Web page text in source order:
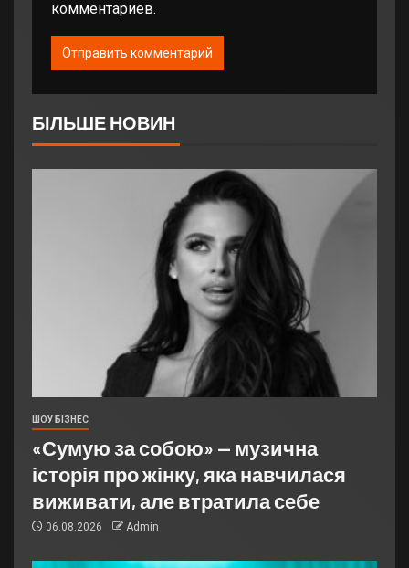
комментариев.
БІЛЬШЕ НОВИН
ШОУ БІЗНЕС
«Сумую за собою» — музична
історія про жінку, яка навчилася
виживати, але втратила себе
06.08.2026 Admin